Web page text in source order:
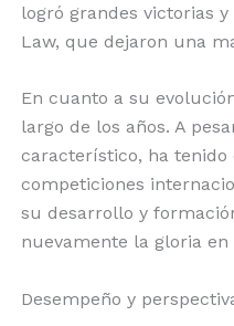
logró grandes victorias
Law, que dejaron una
En cuanto a su
largo de los años. A
característico, ha
competiciones
su desarrollo y
nuevamente la gloria
Desempeño y